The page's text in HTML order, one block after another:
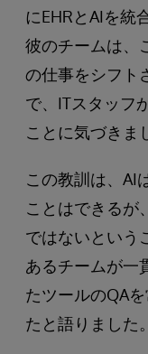
にEHRとAIを統
彼のチームは、
の仕事をシフト
で、ITスタッフ
ことに気づきま
この教訓は、AI
ことはできるが
ではないという
あるチームが一
たツールのQA
たと語りました。